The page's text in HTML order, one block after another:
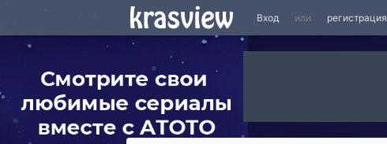
Вход или регистрация